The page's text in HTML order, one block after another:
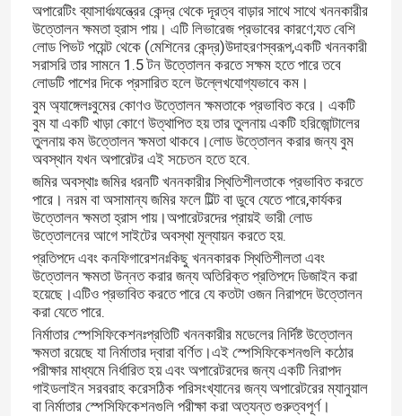
অপারেটিং ব্যাসার্ধঃযন্ত্রের কেন্দ্র থেকে দূরত্ব বাড়ার সাথে সাথে খননকারীর
উত্তোলন ক্ষমতা হ্রাস পায়। এটি লিভারেজ প্রভাবের কারণে;যত বেশি
লোড পিভট পয়েন্ট থেকে (মেশিনের কেন্দ্র)উদাহরণস্বরূপ,একটি খননকারী
সরাসরি তার সামনে 1.5 টন উত্তোলন করতে সক্ষম হতে পারে তবে
লোডটি পাশের দিকে প্রসারিত হলে উল্লেখযোগ্যভাবে কম।
বুম অ্যাঙ্গেলঃবুমের কোণও উত্তোলন ক্ষমতাকে প্রভাবিত করে। একটি
বুম যা একটি খাড়া কোণে উত্থাপিত হয় তার তুলনায় একটি হরিজোন্টালের
তুলনায় কম উত্তোলন ক্ষমতা থাকবে।লোড উত্তোলন করার জন্য বুম
অবস্থান যখন অপারেটর এই সচেতন হতে হবে.
জমির অবস্থাঃ জমির ধরনটি খননকারীর স্থিতিশীলতাকে প্রভাবিত করতে
পারে। নরম বা অসামান্য জমির ফলে টিল্ট বা ডুবে যেতে পারে,কার্যকর
উত্তোলন ক্ষমতা হ্রাস পায়।অপারেটরদের প্রায়ই ভারী লোড
উত্তোলনের আগে সাইটের অবস্থা মূল্যায়ন করতে হয়.
প্রতিপদে এবং কনফিগারেশনঃকিছু খননকারক স্থিতিশীলতা এবং
উত্তোলন ক্ষমতা উন্নত করার জন্য অতিরিক্ত প্রতিপদে ডিজাইন করা
হয়েছে।এটিও প্রভাবিত করতে পারে যে কতটা ওজন নিরাপদে উত্তোলন
করা যেতে পারে.
নির্মাতার স্পেসিফিকেশনঃপ্রতিটি খননকারীর মডেলের নির্দিষ্ট উত্তোলন
ক্ষমতা রয়েছে যা নির্মাতার দ্বারা বর্ণিত।এই স্পেসিফিকেশনগুলি কঠোর
পরীক্ষার মাধ্যমে নির্ধারিত হয় এবং অপারেটরদের জন্য একটি নিরাপদ
গাইডলাইন সরবরাহ করেসঠিক পরিসংখ্যানের জন্য অপারেটরের ম্যানুয়াল
বা নির্মাতার স্পেসিফিকেশনগুলি পরীক্ষা করা অত্যন্ত গুরুত্বপূর্ণ।